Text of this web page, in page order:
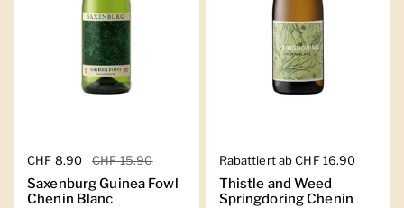
Regulärer Preis
CHF 8.90 Sale-Preis
CHF 15.90
Saxenburg Guinea Fowl
Chenin Blanc
Regulärer Preis
Rabattiert ab CHF 16.90
Thistle and Weed
Springdoring Chenin